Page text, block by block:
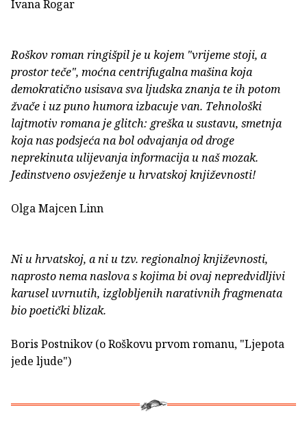
Ivana Rogar
Roškov roman ringišpil je u kojem "vrijeme stoji, a
prostor teče", moćna centrifugalna mašina koja
demokratično usisava sva ljudska znanja te ih potom
žvače i uz puno humora izbacuje van. Tehnološki
lajtmotiv romana je glitch: greška u sustavu, smetnja
koja nas podsjeća na bol odvajanja od droge
neprekinuta ulijevanja informacija u naš mozak.
Jedinstveno osvježenje u hrvatskoj književnosti!
Olga Majcen Linn
Ni u hrvatskoj, a ni u tzv. regionalnoj književnosti,
naprosto nema naslova s kojima bi ovaj nepredvidljivi
karusel uvrnutih, izglobljenih narativnih fragmenata
bio poetički blizak.
Boris Postnikov (o Roškovu prvom romanu, "Ljepota
jede ljude")